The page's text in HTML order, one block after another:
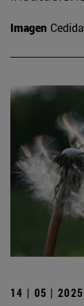
Imagen Cedida
14 | 05 | 2025